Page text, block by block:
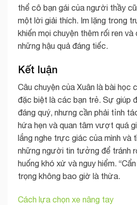
thể cô bạn gái của người thầy
một lời giải thích. Im lặng trong
khiến mọi chuyện thêm rối ren
những hậu quả đáng tiếc.
Kết luận
Câu chuyện của Xuân là bài học
đặc biệt là các bạn trẻ. Sự giúp
đáng quý, nhưng cần phải tỉnh
hứa hẹn và quan tâm vượt quá
lắng nghe trực giác của mình
những người tin tưởng để tránh
huống khó xử và nguy hiểm.
trọng không bao giờ là thừa.
Cách lựa chọn xe nâng tay